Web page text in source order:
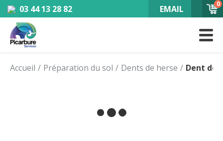
03 44 13 28 82 EMAIL 0
Accueil Préparation du sol Dents de herse Dent de